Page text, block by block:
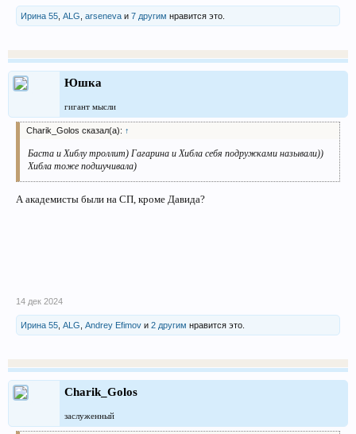
Ирина 55 ALG arseneva и 7 другим нравится это.
Юшка
гигант мысли
Charik_Golos сказал(а): ↑
Баста и Хиблу троллит) Гагарина и Хибла себя подружками называли))
Хибла тоже подшучивала)
А академисты были на СП, кроме Давида?
14 дек 2024
Ирина 55 ALG Andrey Efimov и 2 другим нравится это.
Charik_Golos
заслуженный